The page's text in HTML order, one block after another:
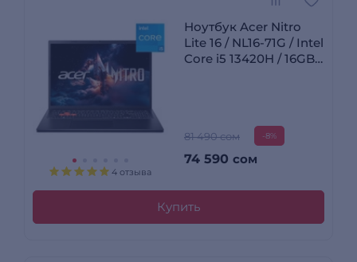
4 отзыва
Ноутбук Acer Nitro
Lite 16 / NL16-71G / Intel
Core i5 13420H / 16GB /
81 490 сом -8%
74 590 сом
Купить